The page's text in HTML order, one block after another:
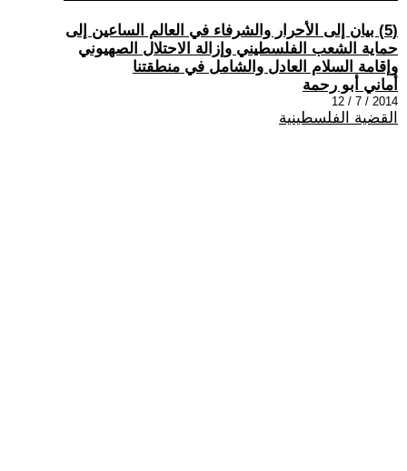
(5) بيان إلى الأحرار والشرفاء في العالم الساعين إلى
حماية الشعب الفلسطيني وإزالة الاحتلال الصهيوني
وإقامة السلام العادل والشامل في منطقتنا
أماني أبو رحمة
2014 / 7 / 12
القضية الفلسطينية